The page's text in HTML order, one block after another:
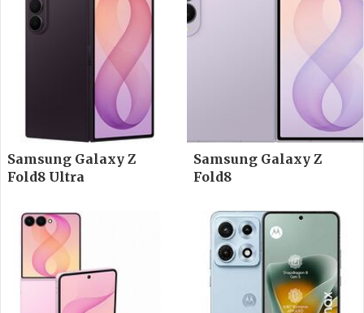
Samsung Galaxy Z
Fold8 Ultra
Samsung Galaxy Z
Fold8